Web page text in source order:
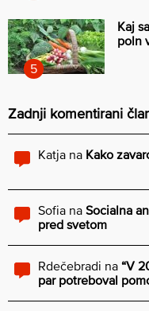
Kaj
poln
Zadnji komentirani
Katja na Kako
Sofia na Socialna
pred svetom
Rdečebradi na “V
par potreboval